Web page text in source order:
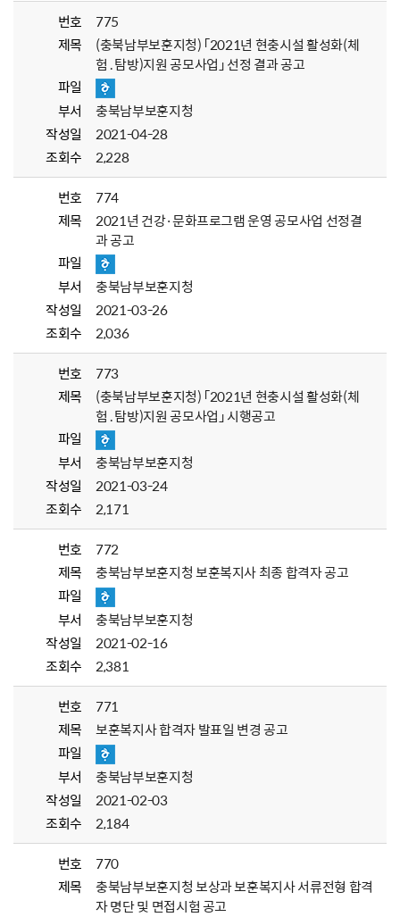
번호
775
제목
(충북남부보훈지청) 「2021년 현충시설 활성화(체
험․탐방)지원 공모사업」 선정 결과 공고
파일
부서
충북남부보훈지청
작성일
2021-04-28
조회수
2,228
번호
774
제목
2021년 건강·문화프로그램 운영 공모사업 선정결
과 공고
파일
부서
충북남부보훈지청
작성일
2021-03-26
조회수
2,036
번호
773
제목
(충북남부보훈지청) 「2021년 현충시설 활성화(체
험․탐방)지원 공모사업」 시행공고
파일
부서
충북남부보훈지청
작성일
2021-03-24
조회수
2,171
번호
772
제목
충북남부보훈지청 보훈복지사 최종 합격자 공고
파일
부서
충북남부보훈지청
작성일
2021-02-16
조회수
2,381
번호
771
제목
보훈복지사 합격자 발표일 변경 공고
파일
부서
충북남부보훈지청
작성일
2021-02-03
조회수
2,184
번호
770
제목
충북남부보훈지청 보상과 보훈복지사 서류전형 합격
자 명단 및 면접시험 공고